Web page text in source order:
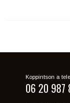
Koppintson a
06 20 987